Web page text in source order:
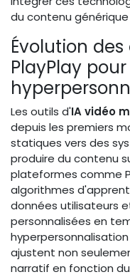
du contenu
Évolution
PlayPlay pour
Les outils d'IA vidéo
depuis les premiers
statiques vers des
produire du contenu
plateformes comme
algorithmes
données utilisateurs
personnalisées en
ajustent non
narratif en fonction